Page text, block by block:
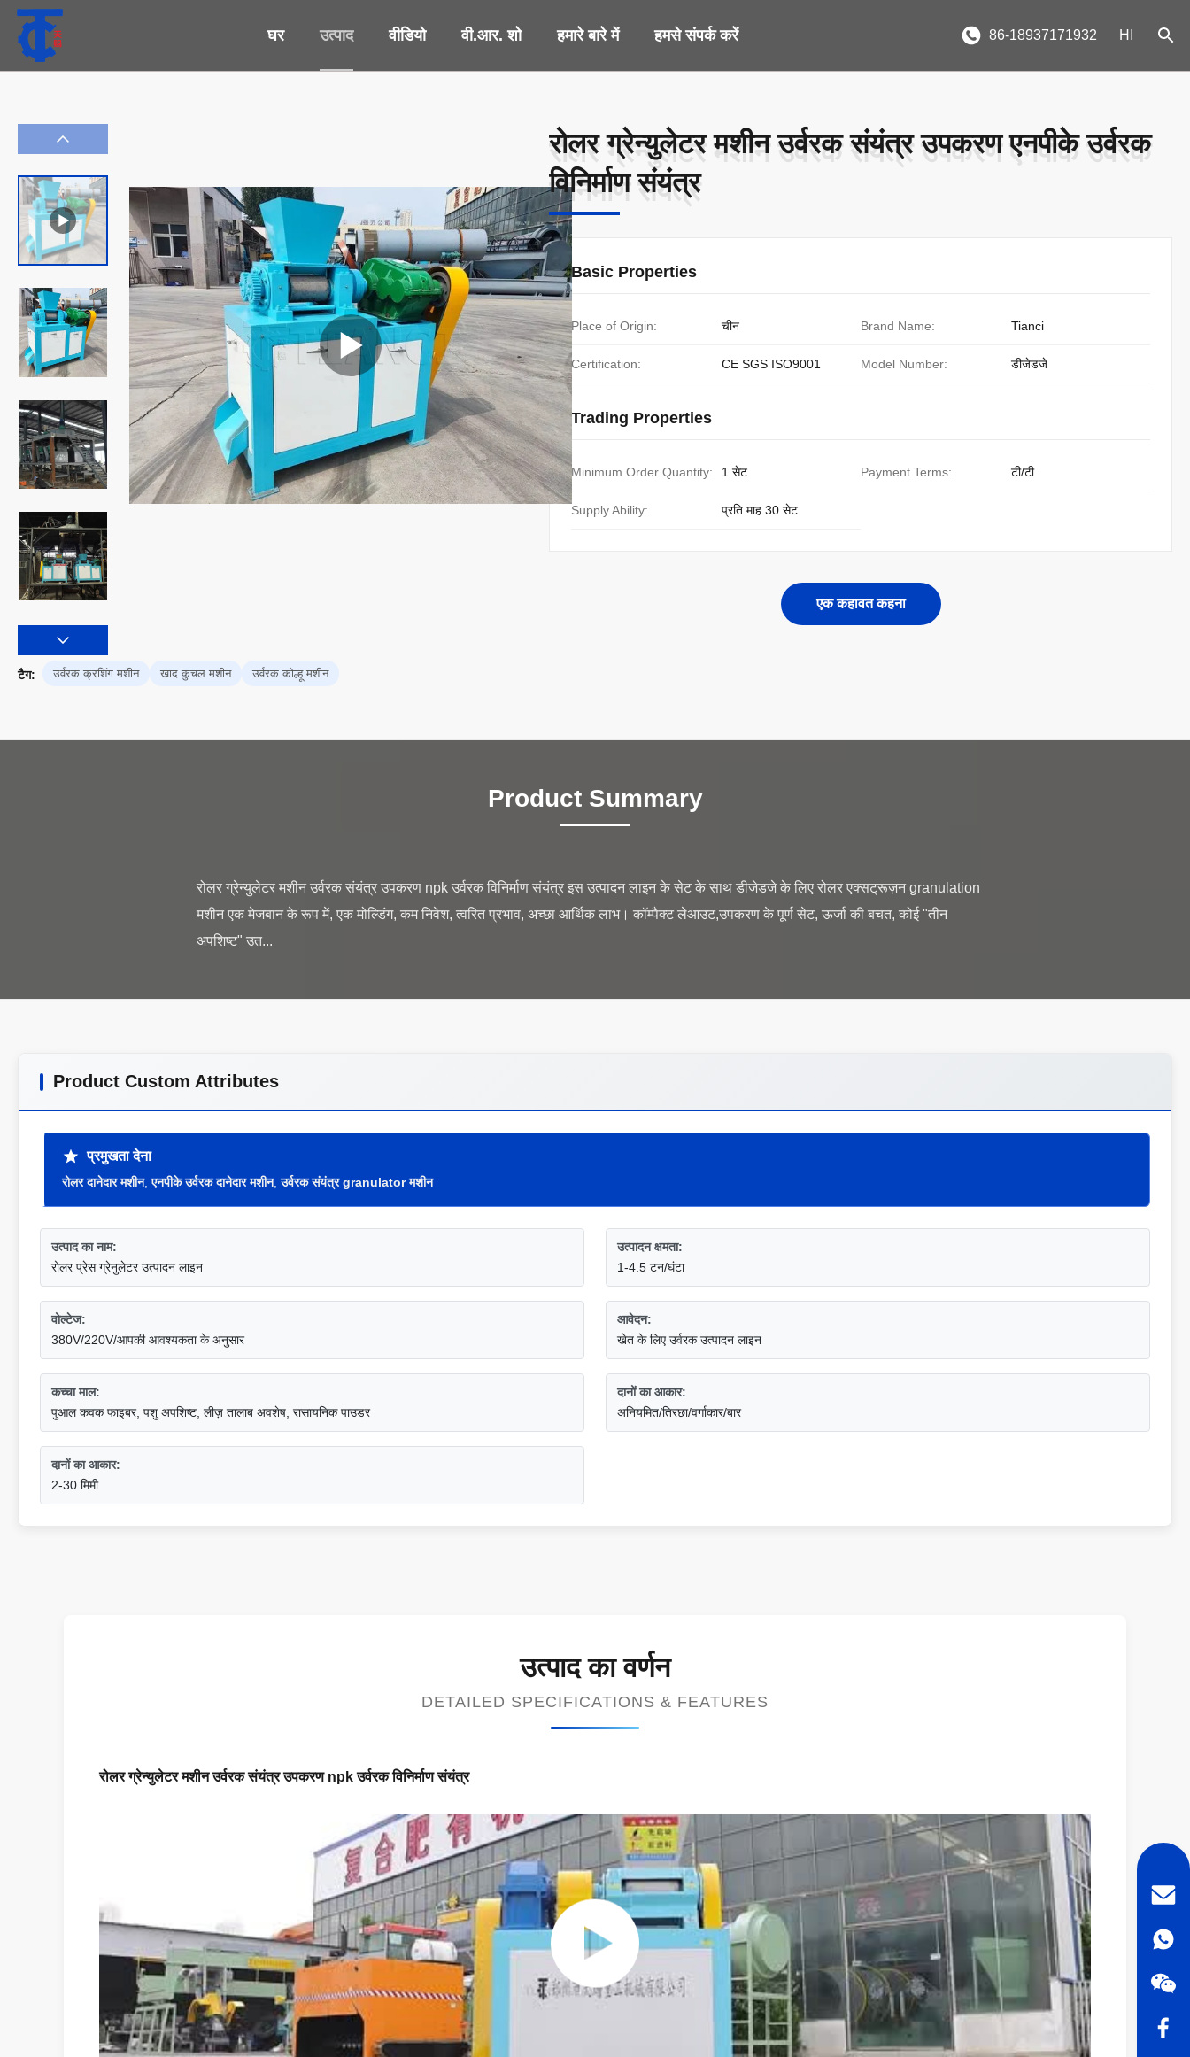
घर उत्पाद वीडियो वी.आर. शो हमारे बारे में हमसे संपर्क करें 86-18937171932 HI
रोलर ग्रेन्युलेटर मशीन उर्वरक संयंत्र उपकरण एनपीके उर्वरक
विनिर्माण संयंत्र
रोलर ग्रेन्युलेटर मशीन उर्वरक संयंत्र उपकरण एनपीके उर्वरक
विनिर्माण संयंत्र
Basic Properties
Place of Origin: चीन Brand Name: Tianci
Certification: CE SGS ISO9001 Model Number: डीजेडजे
Trading Properties
Minimum Order Quantity: 1 सेट Payment Terms: टी/टी
Supply Ability: प्रति माह 30 सेट
एक कहावत कहना
टैग: उर्वरक क्रशिंग मशीन खाद कुचल मशीन उर्वरक कोल्हू मशीन
Product Summary
रोलर ग्रेन्युलेटर मशीन उर्वरक संयंत्र उपकरण npk उर्वरक विनिर्माण संयंत्र इस उत्पादन लाइन के सेट के साथ डीजेडजे के लिए रोलर एक्सट्रूज़न granulation
मशीन एक मेजबान के रूप में, एक मोल्डिंग, कम निवेश, त्वरित प्रभाव, अच्छा आर्थिक लाभ। कॉम्पैक्ट लेआउट,उपकरण के पूर्ण सेट, ऊर्जा की बचत, कोई "तीन
Product Custom Attributes
प्रमुखता देना
रोलर दानेदार मशीन,एनपीके उर्वरक दानेदार मशीन,उर्वरक संयंत्र granulator मशीन
उत्पाद का नाम:
रोलर प्रेस ग्रेनुलेटर उत्पादन लाइन
उत्पादन क्षमता:
1-4.5 टन/घंटा
वोल्टेज:
380V/220V/आपकी आवश्यकता के अनुसार
आवेदन:
खेत के लिए उर्वरक उत्पादन लाइन
कच्चा माल:
पुआल कवक फाइबर, पशु अपशिष्ट, लीज़ तालाब अवशेष, रासायनिक पाउडर
दानों का आकार:
अनियमित/तिरछा/वर्गाकार/बार
दानों का आकार:
2-30 मिमी
उत्पाद का वर्णन
DETAILED SPECIFICATIONS & FEATURES
रोलर ग्रेन्युलेटर मशीन उर्वरक संयंत्र उपकरण npk उर्वरक विनिर्माण संयंत्र